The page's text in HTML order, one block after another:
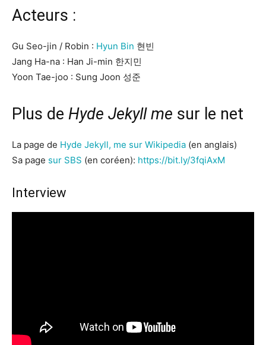
Acteurs :
Gu Seo-jin / Robin : Hyun Bin 현빈
Jang Ha-na : Han Ji-min 한지민
Yoon Tae-joo : Sung Joon 성준
Plus de Hyde Jekyll me sur le net
La page de Hyde Jekyll, me sur Wikipedia (en anglais)
Sa page sur SBS (en coréen): https://bit.ly/3fqiAxM
Interview